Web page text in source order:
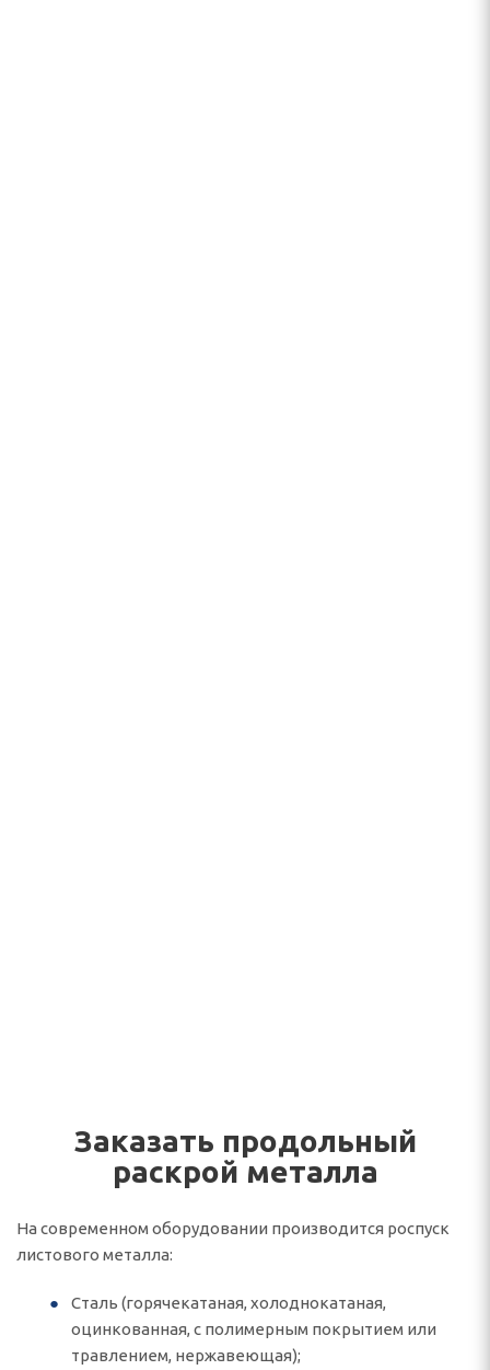
Заказать продольный
раскрой металла
На современном оборудовании производится роспуск
листового металла:
Сталь (горячекатаная, холоднокатаная,
оцинкованная, с полимерным покрытием или
травлением, нержавеющая);